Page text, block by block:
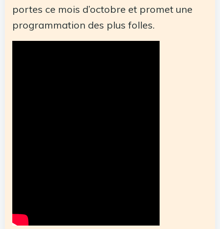
portes ce mois d’octobre et promet une
programmation des plus folles.